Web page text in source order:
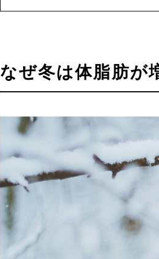
なぜ冬は体脂肪が